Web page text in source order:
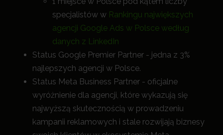
specjalistów w Rankingu największych
agencji Google Ads w Polsce według
danych z LinkedIn
Status Google Premier Partner - jedna z 3%
najlepszych agencji w Polsce.
Status Meta Business Partner - oficjalne
wyróżnienie dla agencji, które wykazują się
najwyższą skutecznością w prowadzeniu
kampanii reklamowych i stale rozwijają biznesy